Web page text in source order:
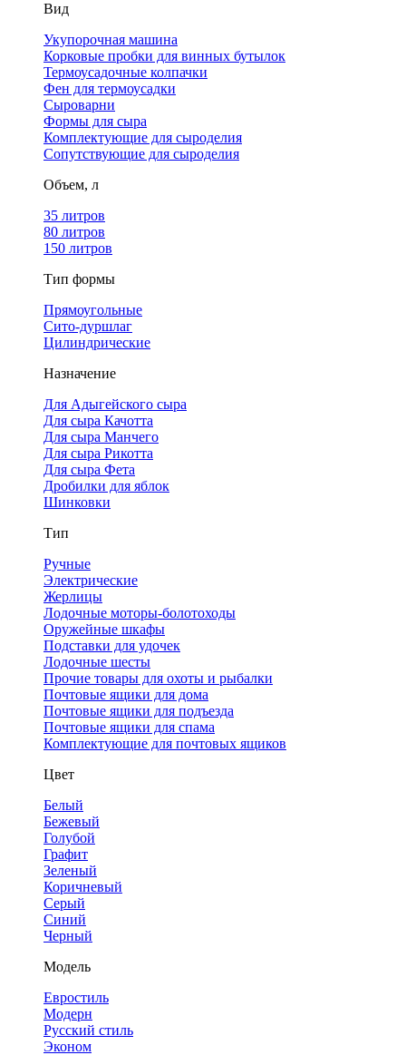
Вид
Укупорочная машина
Корковые пробки для винных бутылок
Термоусадочные колпачки
Фен для термоусадки
Сыроварни
Формы для сыра
Комплектующие для сыроделия
Сопутствующие для сыроделия
Объем, л
35 литров
80 литров
150 литров
Тип формы
Прямоугольные
Сито-дуршлаг
Цилиндрические
Назначение
Для Адыгейского сыра
Для сыра Качотта
Для сыра Манчего
Для сыра Рикотта
Для сыра Фета
Дробилки для яблок
Шинковки
Тип
Ручные
Электрические
Жерлицы
Лодочные моторы-болотоходы
Оружейные шкафы
Подставки для удочек
Лодочные шесты
Прочие товары для охоты и рыбалки
Почтовые ящики для дома
Почтовые ящики для подъезда
Почтовые ящики для спама
Комплектующие для почтовых ящиков
Цвет
Белый
Бежевый
Голубой
Графит
Зеленый
Коричневый
Серый
Синий
Черный
Модель
Евростиль
Модерн
Русский стиль
Эконом